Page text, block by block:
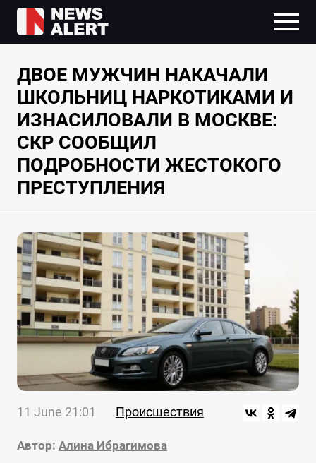
ДВОЕ МУЖЧИН НАКАЧАЛИ
ШКОЛЬНИЦ НАРКОТИКАМИ И
ИЗНАСИЛОВАЛИ В МОСКВЕ:
СКР СООБЩИЛ
ПОДРОБНОСТИ ЖЕСТОКОГО
ПРЕСТУПЛЕНИЯ
11 June 21:01 Происшествия
Автор: Алина Ибрагимова